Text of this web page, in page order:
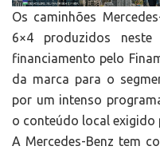
Os caminhões
6×4 produzidos
financiamento pelo
da marca para o
por um intenso
o conteúdo local exigido
A Mercedes-Benz tem